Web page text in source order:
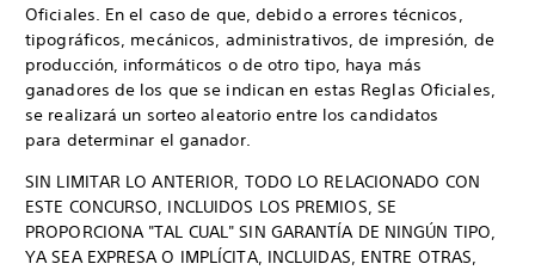
Oficiales. En el caso de que, debido a errores técnicos,
tipográficos, mecánicos, administrativos, de impresión, de
producción, informáticos o de otro tipo, haya más
ganadores de los que se indican en estas Reglas Oficiales,
se realizará un sorteo aleatorio entre los candidatos
para determinar el ganador.
SIN LIMITAR LO ANTERIOR, TODO LO RELACIONADO CON
ESTE CONCURSO, INCLUIDOS LOS PREMIOS, SE
PROPORCIONA "TAL CUAL" SIN GARANTÍA DE NINGÚN TIPO,
YA SEA EXPRESA O IMPLÍCITA, INCLUIDAS, ENTRE OTRAS,